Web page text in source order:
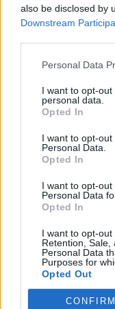
also be disclosed by
Downstream
Personal Data
I want to opt-
personal data.
Opted In
I want to opt-
Personal Data.
Opted In
I want to opt-
Personal Data
Opted In
I want to opt-out
Retention, Sale,
Personal Data
Purposes for
Opted Out
CONFIRM